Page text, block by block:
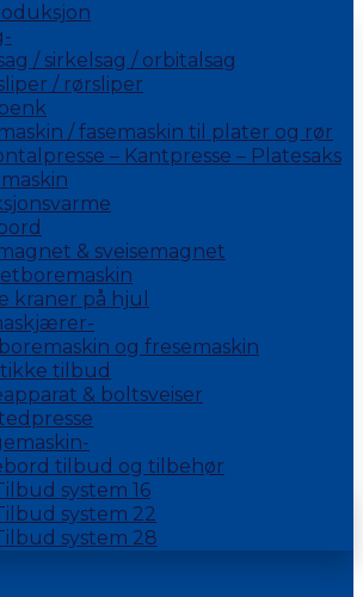
/ sirkelsag / orbitalsag
/ rørsliper
/ fasemaskin til plater og rør
– Kantpresse – Platesaks
& sveisemagnet
kraner på hjul
og fresemaskin
tilbud
& boltsveiser
tilbud og tilbehør
system 16
system 22
system 28